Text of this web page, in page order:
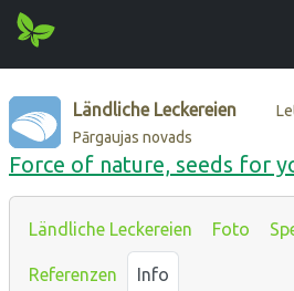
Ländliche Leckereien
Pārgaujas novads
Force of nature, seeds for
Ländliche Leckereien Foto
Referenzen Info